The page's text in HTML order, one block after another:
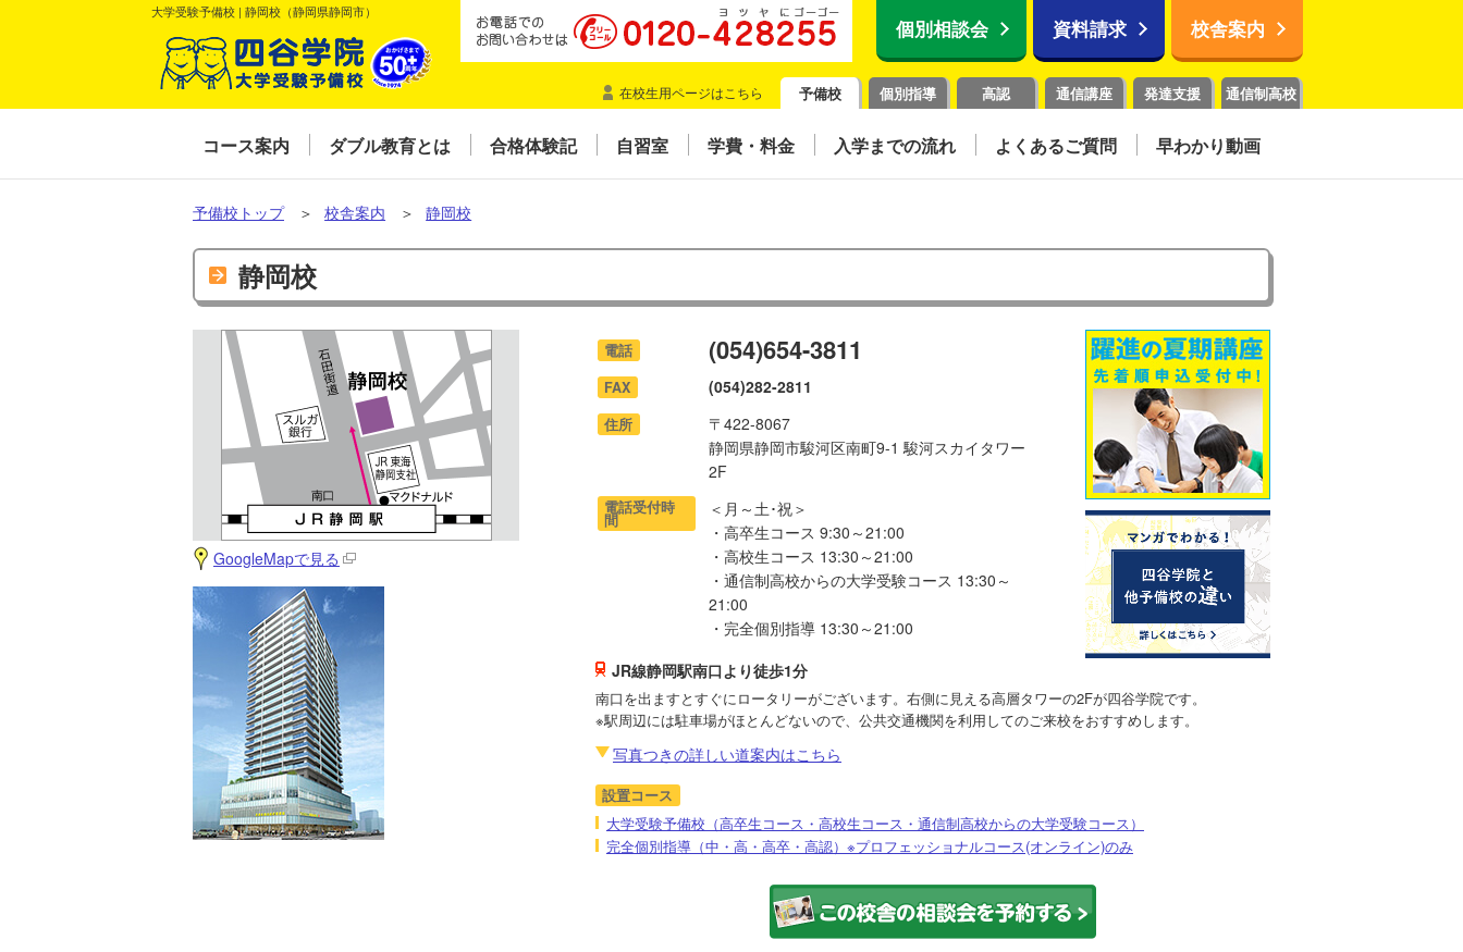
大学受験予備校 | 静岡校（静岡県静岡市）
個別相談会 資料請求 校舎案内
在校生用ページはこちら 予備校 個別指導 高認 通信講座 発達支援 通信制高校
コース案内 ダブル教育とは 合格体験記 自習室 学費・料金 入学までの流れ よくあるご質問 早わかり動画
予備校トップ＞校舎案内＞静岡校
静岡校
GoogleMapで見る
電話 (054)654-3811
FAX (054)282-2811
住所
〒422-8067
静岡県静岡市駿河区南町9-1 駿河スカイタワー
2F
電話受付時
間
＜月～土･祝＞
・高卒生コース 9:30～21:00
・高校生コース 13:30～21:00
・通信制高校からの大学受験コース 13:30～
21:00
・完全個別指導 13:30～21:00
JR線静岡駅南口より徒歩1分
南口を出ますとすぐにロータリーがございます。右側に見える高層タワーの2Fが四谷学院です。
※駅周辺には駐車場がほとんどないので、公共交通機関を利用してのご来校をおすすめします。
写真つきの詳しい道案内はこちら
設置コース
大学受験予備校（高卒生コース・高校生コース・通信制高校からの大学受験コース）
完全個別指導（中・高・高卒・高認）※プロフェッショナルコース(オンライン)のみ